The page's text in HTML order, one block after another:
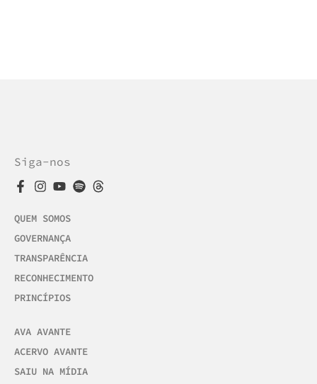
Siga-nos
QUEM SOMOS
GOVERNANÇA
TRANSPARÊNCIA
RECONHECIMENTO
PRINCÍPIOS
AVA AVANTE
ACERVO AVANTE
SAIU NA MÍDIA